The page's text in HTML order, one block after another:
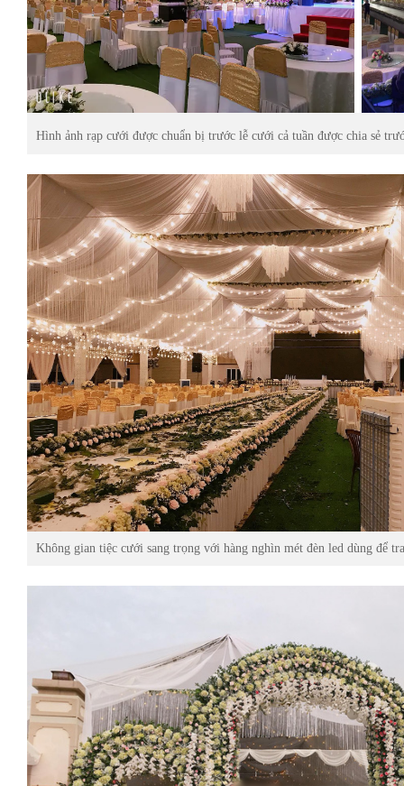
Hình ảnh rạp cưới được chuẩn bị trước lễ cưới cả tuần được chia sẻ
Không gian tiệc cưới sang trọng với hàng nghìn mét đèn led dùng để